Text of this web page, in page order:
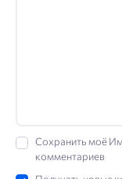
Сохранить моё
комментариев